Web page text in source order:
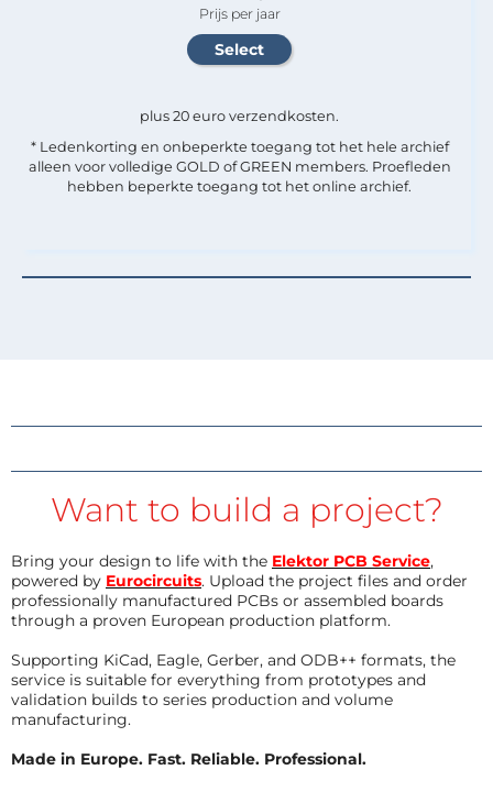
Prijs per jaar
plus 20 euro verzendkosten.
* Ledenkorting en onbeperkte toegang tot het hele archief
alleen voor volledige GOLD of GREEN members. Proefleden
hebben beperkte toegang tot het online archief.
Want to build a project?
Bring your design to life with the Elektor PCB Service,
powered by Eurocircuits. Upload the project files and order
professionally manufactured PCBs or assembled boards
through a proven European production platform.
Supporting KiCad, Eagle, Gerber, and ODB++ formats, the
service is suitable for everything from prototypes and
validation builds to series production and volume
manufacturing.
Made in Europe. Fast. Reliable. Professional.